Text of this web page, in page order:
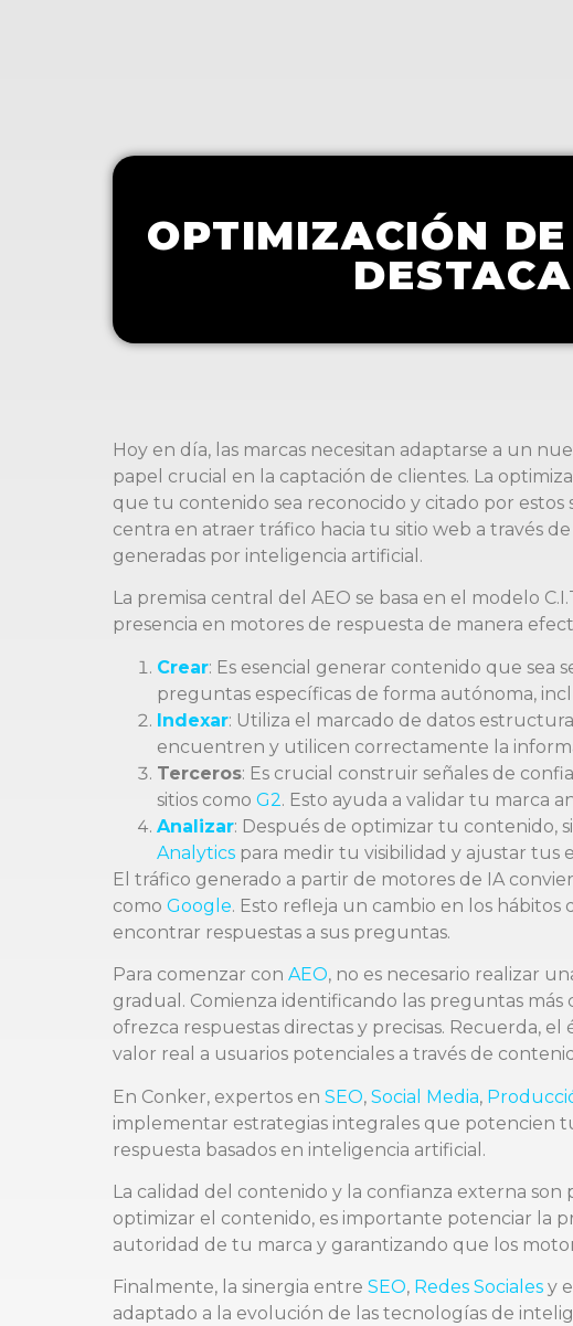
OPTIMIZACIÓN
Hoy en día, las marcas necesitan adaptarse a un
papel crucial en la captación de clientes. La
que tu contenido sea reconocido y citado por estos
centra en atraer tráfico hacia tu sitio web a través
generadas por inteligencia artificial.
La premisa central del AEO se basa en el modelo
presencia en motores de respuesta de manera
Crear: Es esencial generar contenido que
preguntas específicas de forma autónoma,
Indexar: Utiliza el marcado de datos
encuentren y utilicen correctamente la
Terceros: Es crucial construir señales de
sitios como G2. Esto ayuda a validar tu marca
Analizar: Después de optimizar tu contenido,
Analytics para medir tu visibilidad y ajustar tus
El tráfico generado a partir de motores de IA
como Google. Esto refleja un cambio en los
encontrar respuestas a sus preguntas.
Para comenzar con AEO, no es necesario realizar
gradual. Comienza identificando las preguntas
ofrezca respuestas directas y precisas. Recuerda,
valor real a usuarios potenciales a través de
En Conker, expertos en SEO, Social Media,
implementar estrategias integrales que potencien
respuesta basados en inteligencia artificial.
La calidad del contenido y la confianza externa son
optimizar el contenido, es importante potenciar la
autoridad de tu marca y garantizando que los
Finalmente, la sinergia entre SEO, Redes Sociales y
adaptado a la evolución de las tecnologías de